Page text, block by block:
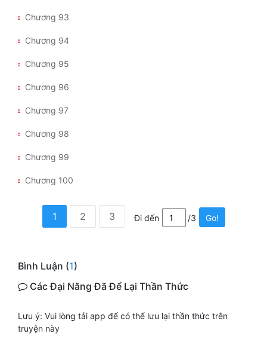
Chương 93
Chương 94
Chương 95
Chương 96
Chương 97
Chương 98
Chương 99
Chương 100
1 2 3 Đi đến /3 Go!
Bình Luận (1)
Các Đại Năng Đã Để Lại Thần Thức
Lưu ý: Vui lòng tải app để có thể lưu lại thần thức trên
truyện này